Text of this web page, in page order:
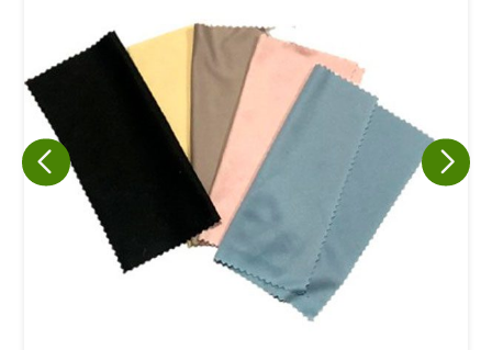
Eu concordo em receber comunicações.
A nossa empresa está comprometida a proteger e respeitar
sua privacidade, utilizaremos seus dados apenas para fins
de marketing. Você pode alterar suas preferências a
qualquer momento.
Iniciar conversa